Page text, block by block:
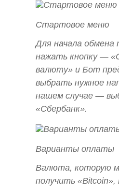
Стартовое меню
Для начала обмена
нажать кнопку —
валюту» и Бот
выбрать нужное
нашем случае —
«Сбербанк».
Варианты оплаты
Валюта, которую
получить